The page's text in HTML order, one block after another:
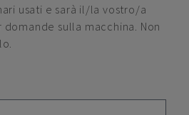
usati e sarà il/la vostro/a
sulla macchina. Non